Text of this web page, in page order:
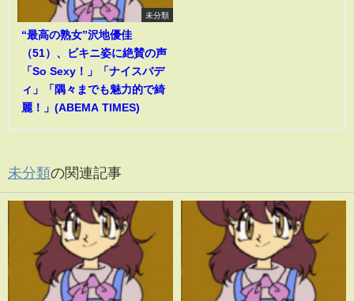
未分類
“最高の熟女”沢地優佳
（51）、ビキニ姿に絶賛の声
「So Sexy！」「ナイスバデ
ィ」「隅々までも魅力的で綺
麗！」(ABEMA TIMES)
未分類の関連記事